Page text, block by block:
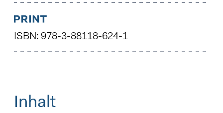
ISBN: 978-3-88118-624-1
Inhalt